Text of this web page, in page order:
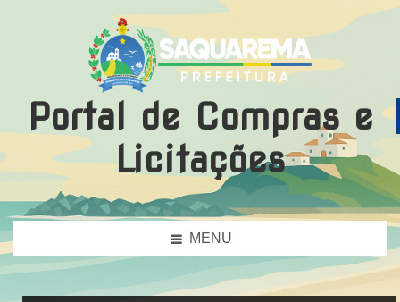
Portal de Compras e
Licitações
MENU